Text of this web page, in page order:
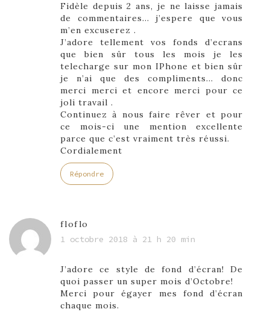
Fidèle depuis 2 ans, je ne laisse jamais
de commentaires… j’espere que vous
m’en excuserez .
J’adore tellement vos fonds d’ecrans
que bien sûr tous les mois je les
telecharge sur mon IPhone et bien sûr
je n’ai que des compliments… donc
merci merci et encore merci pour ce
joli travail .
Continuez à nous faire rêver et pour
ce mois-ci une mention excellente
parce que c’est vraiment très réussi.
Cordialement
Répondre
floflo
1 octobre 2018 à 21 h 20 min
J’adore ce style de fond d’écran! De
quoi passer un super mois d’Octobre!
Merci pour égayer mes fond d’écran
chaque mois.